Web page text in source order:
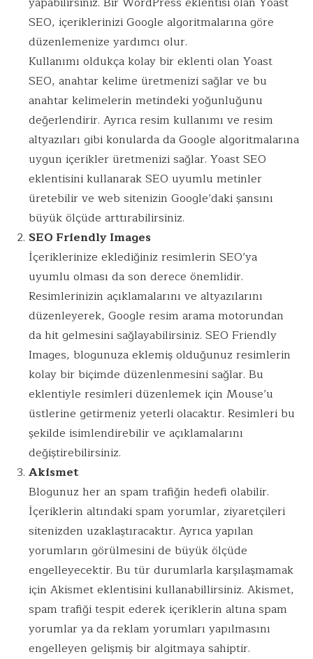
SEO, içeriklerinizi Google algoritmalarına göre
düzenlemenize yardımcı olur.
Kullanımı oldukça kolay bir eklenti olan Yoast
SEO, anahtar kelime üretmenizi sağlar ve bu
anahtar kelimelerin metindeki yoğunluğunu
değerlendirir. Ayrıca resim kullanımı ve resim
altyazıları gibi konularda da Google algoritmalarına
uygun içerikler üretmenizi sağlar. Yoast SEO
eklentisini kullanarak SEO uyumlu metinler
üretebilir ve web sitenizin Google’daki şansını
büyük ölçüde arttırabilirsiniz.
SEO Friendly Images
İçeriklerinize eklediğiniz resimlerin SEO’ya
uyumlu olması da son derece önemlidir.
Resimlerinizin açıklamalarını ve altyazılarını
düzenleyerek, Google resim arama motorundan
da hit gelmesini sağlayabilirsiniz. SEO Friendly
Images, blogunuza eklemiş olduğunuz resimlerin
kolay bir biçimde düzenlenmesini sağlar. Bu
eklentiyle resimleri düzenlemek için Mouse’u
üstlerine getirmeniz yeterli olacaktır. Resimleri bu
şekilde isimlendirebilir ve açıklamalarını
değiştirebilirsiniz.
Akismet
Blogunuz her an spam trafiğin hedefi olabilir.
İçeriklerin altındaki spam yorumlar, ziyaretçileri
sitenizden uzaklaştıracaktır. Ayrıca yapılan
yorumların görülmesini de büyük ölçüde
engelleyecektir. Bu tür durumlarla karşılaşmamak
için Akismet eklentisini kullanabillirsiniz. Akismet,
spam trafiği tespit ederek içeriklerin altına spam
yorumlar ya da reklam yorumları yapılmasını
engelleyen gelişmiş bir algitmaya sahiptir.